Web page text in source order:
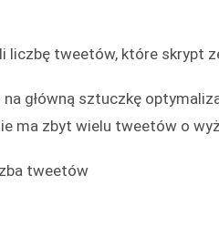
liczbę tweetów, które skrypt
na główną sztuczkę
ma zbyt wielu tweetów o
tweetów